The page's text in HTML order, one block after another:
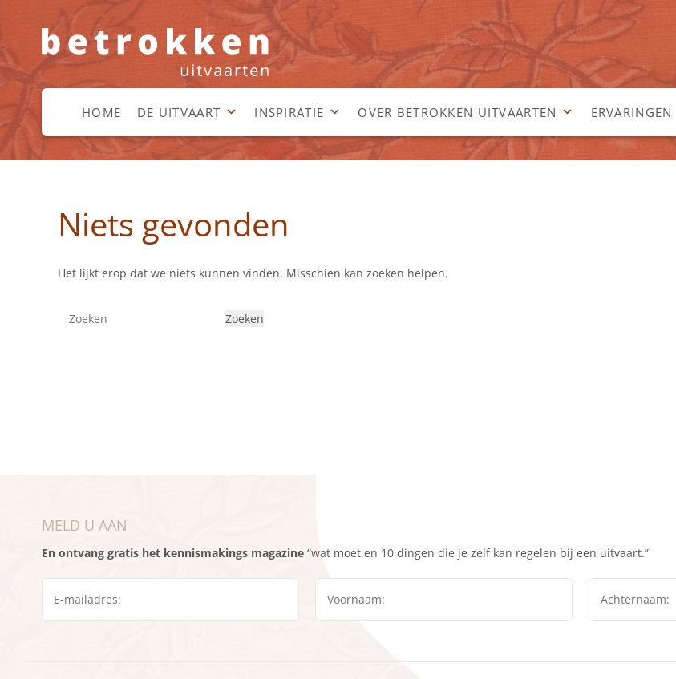
HOME DE UITVAART INSPIRATIE OVER BETROKKEN UITVAARTEN ERVARINGEN
Niets gevonden
Het lijkt erop dat we niets kunnen vinden. Misschien kan zoeken helpen.
MELD U AAN
En ontvang gratis het kennismakings magazine “wat moet en 10 dingen die je zelf kan regelen bij een uitvaart.”